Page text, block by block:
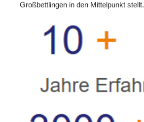
Großbettlingen in den Mittelpunkt stellt.